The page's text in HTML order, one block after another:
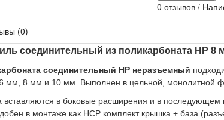
0 отзывов /
(0)
соединительный из поликарбоната HP 8
соединительный HP неразъемный
6 мм, 8 мм и 10 мм. Выполнен в цельной, монолитной
вставляются в боковые расширения и в
в монтаже как HCP комплект крышка + база